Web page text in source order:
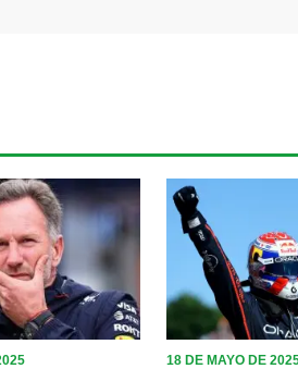
18 DE MAYO DE